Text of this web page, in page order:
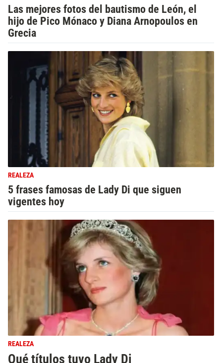
Las mejores fotos del bautismo de León, el
hijo de Pico Mónaco y Diana Arnopoulos en
Grecia
REALEZA
5 frases famosas de Lady Di que siguen
vigentes hoy
REALEZA
Qué títulos tuvo Lady Di